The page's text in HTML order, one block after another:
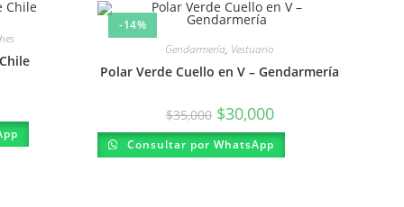
-14%
Gendarmería, Vestuario
Polar Verde Cuello en V – Gendarmería
$35,000 El
precio
original
era:
$35,000.
$30,000El
precio
actual
es:
$30,000.
Este
producto
tiene
Consultar por WhatsApp